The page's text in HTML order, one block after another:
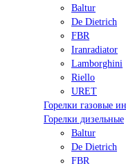
Baltur
De Dietrich
FBR
Iranradiator
Lamborghini
Riello
URET
Горелки газовые
Горелки дизельные
Baltur
De Dietrich
FBR